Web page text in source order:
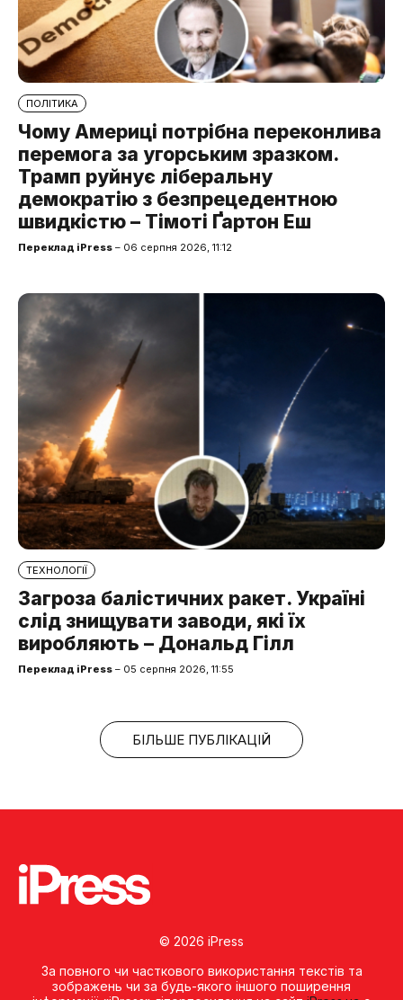
ПОЛІТИКА
Чому Америці потрібна переконлива
перемога за угорським зразком.
Трамп руйнує ліберальну
демократію з безпрецедентною
швидкістю – Тімоті Ґартон Еш
Переклад iPress – 06 серпня 2026, 11:12
ТЕХНОЛОГІЇ
Загроза балістичних ракет. Україні
слід знищувати заводи, які їх
виробляють – Дональд Гілл
Переклад iPress – 05 серпня 2026, 11:55
БІЛЬШЕ ПУБЛІКАЦІЙ
© 2026 iPress
За повного чи часткового використання текстів та
зображень чи за будь-якого іншого поширення